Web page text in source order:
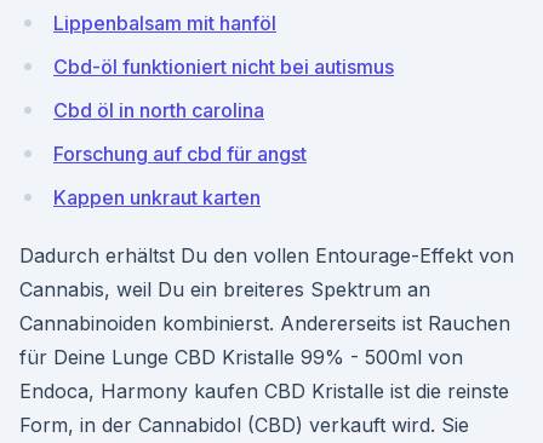
Lippenbalsam mit hanföl
Cbd-öl funktioniert nicht bei autismus
Cbd öl in north carolina
Forschung auf cbd für angst
Kappen unkraut karten
Dadurch erhältst Du den vollen Entourage-Effekt von
Cannabis, weil Du ein breiteres Spektrum an
Cannabinoiden kombinierst. Andererseits ist Rauchen
für Deine Lunge CBD Kristalle 99% - 500ml von
Endoca, Harmony kaufen CBD Kristalle ist die reinste
Form, in der Cannabidol (CBD) verkauft wird. Sie